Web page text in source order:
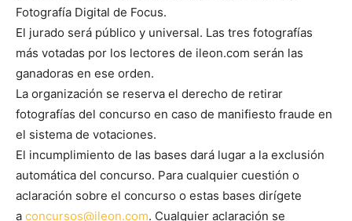
Fotografía Digital de Focus.
El jurado será público y universal. Las tres fotografías
más votadas por los lectores de ileon.com serán las
ganadoras en ese orden.
La organización se reserva el derecho de retirar
fotografías del concurso en caso de manifiesto fraude en
el sistema de votaciones.
El incumplimiento de las bases dará lugar a la exclusión
automática del concurso. Para cualquier cuestión o
aclaración sobre el concurso o estas bases dirígete
a concursos@ileon.com. Cualquier aclaración se